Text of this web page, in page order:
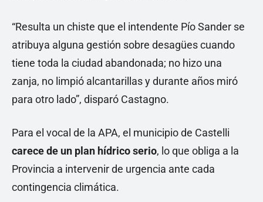
“Resulta un chiste que el intendente Pío Sander se
atribuya alguna gestión sobre desagües cuando
tiene toda la ciudad abandonada; no hizo una
zanja, no limpió alcantarillas y durante años miró
para otro lado”, disparó Castagno.
Para el vocal de la APA, el municipio de Castelli
carece de un plan hídrico serio, lo que obliga a la
Provincia a intervenir de urgencia ante cada
contingencia climática.